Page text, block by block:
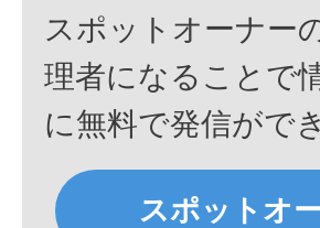
スポットオーナー
理者になることで
に無料で発信がで
スポットオ